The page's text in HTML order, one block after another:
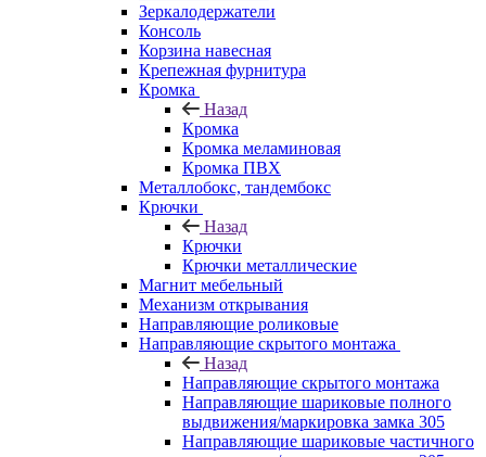
Зеркалодержатели
Консоль
Корзина навесная
Крепежная фурнитура
Кромка
Назад
Кромка
Кромка меламиновая
Кромка ПВХ
Металлобокс, тандембокс
Крючки
Назад
Крючки
Крючки металлические
Магнит мебельный
Механизм открывания
Направляющие роликовые
Направляющие скрытого монтажа
Назад
Направляющие скрытого монтажа
Направляющие шариковые полного
выдвижения/маркировка замка 305
Направляющие шариковые частичного